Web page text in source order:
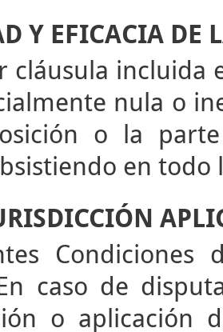
Y EFICACIA DE
cláusula incluida
nula o
o la
en todo
caso de
o aplicación